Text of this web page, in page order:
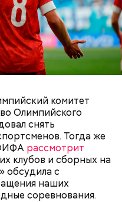
комитет
Олимпийского
снять
Тогда же
рассмотрит
клубов и сборных на
обсудила с
наших
соревнования.